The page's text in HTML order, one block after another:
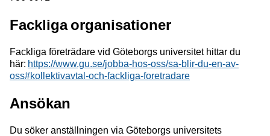
Fackliga organisationer
Fackliga företrädare vid Göteborgs universitet hittar du
här: https://www.gu.se/jobba-hos-oss/sa-blir-du-en-av-
oss#kollektivavtal-och-fackliga-foretradare
Ansökan
Du söker anställningen via Göteborgs universitets